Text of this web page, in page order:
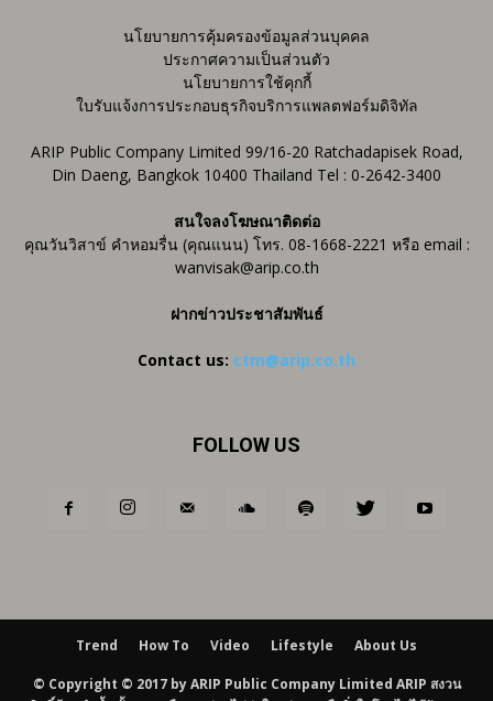
นโยบายการคุ้มครองข้อมูลส่วนบุคคล
ประกาศความเป็นส่วนตัว
นโยบายการใช้คุกกี้
ใบรับแจ้งการประกอบธุรกิจบริการแพลตฟอร์มดิจิทัล
ARIP Public Company Limited 99/16-20 Ratchadapisek Road,
Din Daeng, Bangkok 10400 Thailand Tel : 0-2642-3400
สนใจลงโฆษณาติดต่อ
คุณวันวิสาข์ คำหอมรื่น (คุณแนน) โทร. 08-1668-2221 หรือ email :
wanvisak@arip.co.th
ฝากข่าวประชาสัมพันธ์
Contact us: ctm@arip.co.th
FOLLOW US
Trend How To Video Lifestyle About Us
© Copyright © 2017 by ARIP Public Company Limited ARIP สงวน